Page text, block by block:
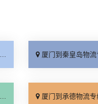
厦门到秦皇岛物流专线_高效运输「
厦门到承德物流专线_专业调车「